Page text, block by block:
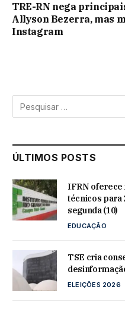
TRE-RN nega
Allyson Bezerra, mas
Instagram
ÚLTIMOS POSTS
IFRN oferece
técnicos para
segunda (10)
EDUCAÇÃO
TSE cria
ELEIÇÕES 2026